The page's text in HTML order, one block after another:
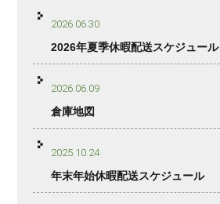
2026.06.30
2026年夏季休暇配送スケジュール
2026.06.09
倉庫地図
2025.10.24
年末年始休暇配送スケジュール